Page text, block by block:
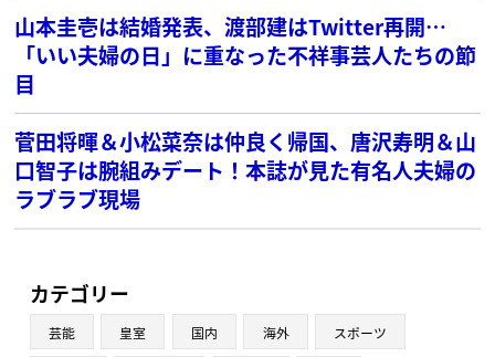
山本圭壱は結婚発表、渡部建はTwitter再開…
「いい夫婦の日」に重なった不祥事芸人たちの節
目
菅田将暉＆小松菜奈は仲良く帰国、唐沢寿明＆山
口智子は腕組みデート！本誌が見た有名人夫婦の
ラブラブ現場
カテゴリー
芸能 皇室 国内 海外 スポーツ